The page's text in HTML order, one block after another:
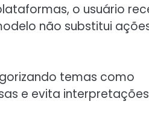
o usuário
não substitui
temas como
e evita interpretações